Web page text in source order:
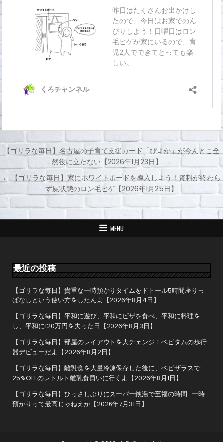
投
稿
ナ
ビ
ー
ョ
【ゴリラな毎日】名古屋の子育て支援カード「ぴよか」が今んとこ全
然役に立たない【2026年1月23日】 →
← 【ゴリラな毎日】家にホワイトボードを導入しよう！資料が終わら
ず屍状態のロン毛ヒゲ【2026年1月25日】
MENU
最近の投稿
【ゴリラな毎日】貴重な一時預かりタイムをドトール5時間座りっ
ぱなしという使い方をしたんよ【2026年8月4日】
【ゴリラな毎日】平和に遊び、平和にピザを食べ、平和に料理を
し、平和に120万円を失った日【2026年8月3日】
【ゴリラな毎日】部屋のレイアウトを大チェンジ！ベビタムの歩行
器デビューだよ【2026年8月2日】
【ゴリラな毎日】離乳食を大量冷凍保存した後に、ベビザラスで
25%OFFのレトルト離乳食買いに行くよ【2026年8月1日】
【ゴリラな毎日】ひっさしぶりにスーパー銭湯で至福の時間…一時
預かりって最高じゃねえか【2026年7月31日】